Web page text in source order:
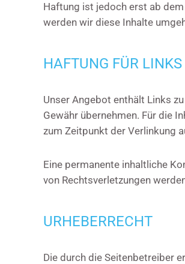
Haftung ist jedoch erst ab
werden wir diese Inhalte
HAFTUNG FÜR LINKS
Unser Angebot enthält Links
Gewähr übernehmen. Für die
zum Zeitpunkt der Verlinkung
Eine permanente inhaltliche
von Rechtsverletzungen
URHEBERRECHT
Die durch die Seitenbetreiber